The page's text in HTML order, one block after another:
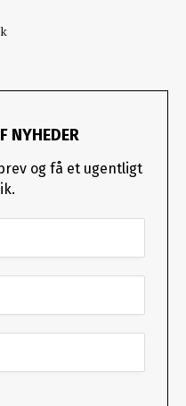
NYHEDER
og få et ugentligt